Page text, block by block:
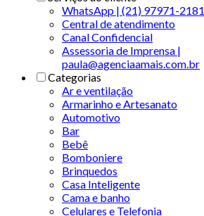
WhatsApp | (21) 97971-2181
Central de atendimento
Canal Confidencial
Assessoria de Imprensa |
paula@agenciaamais.com.br
Categorias
Ar e ventilação
Armarinho e Artesanato
Automotivo
Bar
Bebê
Bomboniere
Brinquedos
Casa Inteligente
Cama e banho
Celulares e Telefonia